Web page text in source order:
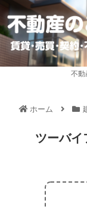
不動
ホーム
ツーバイ